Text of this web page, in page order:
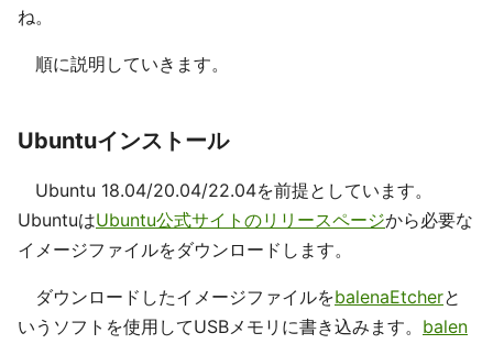
ね。
順に説明していきます。
Ubuntuインストール
Ubuntu 18.04/20.04/22.04を前提としています。
UbuntuはUbuntu公式サイトのリリースページから必要な
イメージファイルをダウンロードします。
ダウンロードしたイメージファイルをbalenaEtcherと
いうソフトを使用してUSBメモリに書き込みます。 balen